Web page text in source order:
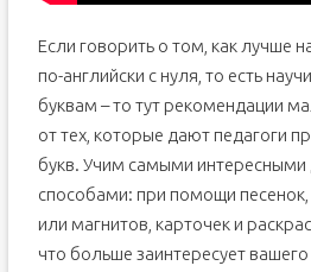
Если говорить о том, как лучше
по-английски с нуля, то есть
буквам – то тут рекомендации
от тех, которые дают педагоги
букв. Учим самыми интересными
способами: при помощи
или магнитов, карточек и
что больше заинтересует